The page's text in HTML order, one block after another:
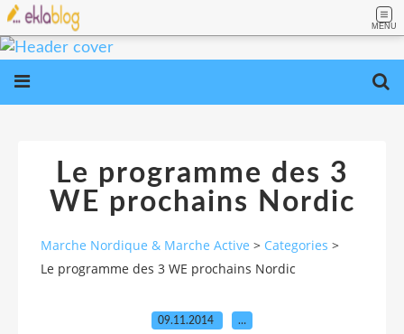
MENU
Le programme des 3
WE prochains Nordic
Marche Nordique & Marche Active > Categories >
Le programme des 3 WE prochains Nordic
09.11.2014 …